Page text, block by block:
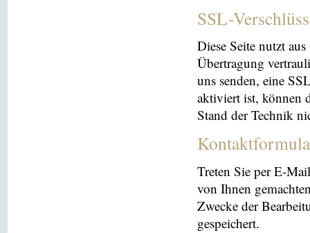
SSL-
Diese Seite nutzt
Übertragung
uns senden, eine
aktiviert ist, können
Stand der Technik
Treten Sie per E-
von Ihnen
Zwecke der
gespeichert.